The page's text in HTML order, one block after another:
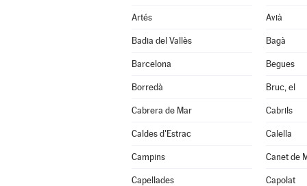
Artés Avià
Badia del Vallès Bagà
Barcelona Begues
Borredà Bruc, el
Cabrera de Mar Cabrils
Caldes d'Estrac Calella
Campins Canet de
Capellades Capolat